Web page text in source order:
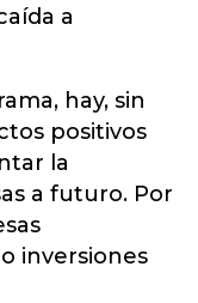
a
hay, sin
positivos
la
a futuro. Por
inversiones